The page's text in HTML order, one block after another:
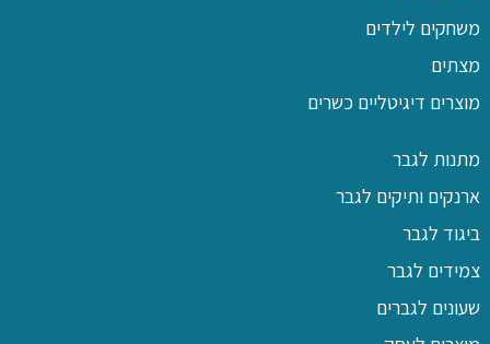
משחקים לילדים
מצתים
מוצרים דיגיטליים כשרים
מתנות לגבר
ארנקים ותיקים לגבר
ביגוד לגבר
צמידים לגבר
שעונים לגברים